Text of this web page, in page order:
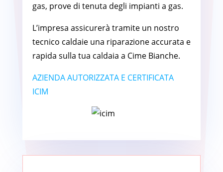
gas, prove di tenuta degli impianti a gas.
L’impresa assicurerà tramite un nostro
tecnico caldaie una riparazione accurata e
rapida sulla tua caldaia a Cime Bianche.
AZIENDA AUTORIZZATA E CERTIFICATA
ICIM